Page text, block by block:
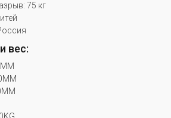
75 кг
вес: